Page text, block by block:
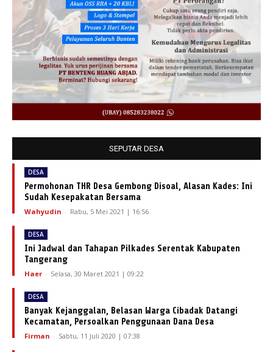
SEPUTAR DESA
DESA
Permohonan THR Desa Gembong Disoal, Alasan Kades: Ini
Sudah Kesepakatan Bersama
Wahyudin - Rabu, 5 Mei 2021 | 16:56
DESA
Ini Jadwal dan Tahapan Pilkades Serentak Kabupaten
Tangerang
Haer - Selasa, 30 Maret 2021 | 09:22
DESA
Banyak Kejanggalan, Belasan Warga Cibadak Datangi
Kecamatan, Persoalkan Penggunaan Dana Desa
Firman - Sabtu, 11 Juli 2020 | 07:38